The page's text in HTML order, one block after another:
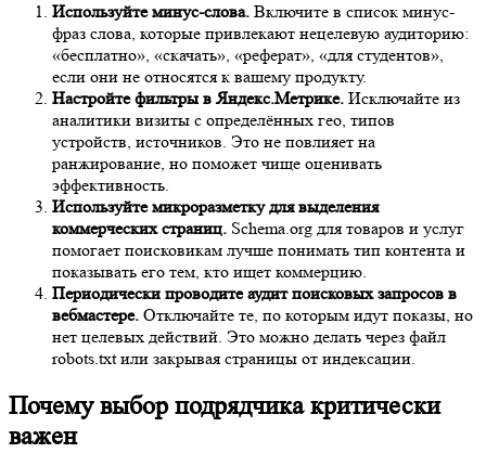
Используйте минус-слова. Включите в список минус-
фраз слова, которые привлекают нецелевую аудиторию:
«бесплатно», «скачать», «реферат», «для студентов»,
если они не относятся к вашему продукту.
Настройте фильтры в Яндекс.Метрике. Исключайте из
аналитики визиты с определённых гео, типов
устройств, источников. Это не повлияет на
ранжирование, но поможет чище оценивать
эффективность.
Используйте микроразметку для выделения
коммерческих страниц. Schema.org для товаров и услуг
помогает поисковикам лучше понимать тип контента и
показывать его тем, кто ищет коммерцию.
Периодически проводите аудит поисковых запросов в
вебмастере. Отключайте те, по которым идут показы, но
нет целевых действий. Это можно делать через файл
robots.txt или закрывая страницы от индексации.
Почему выбор подрядчика критически
важен